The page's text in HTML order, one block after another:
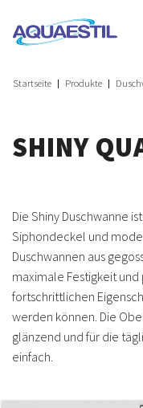
Startseite Produkte
SHINY
Die Shiny Duschwanne
Siphondeckel und
Duschwannen aus
maximale Festigkeit
fortschrittlichen
werden können. Die
glänzend und für die
einfach.